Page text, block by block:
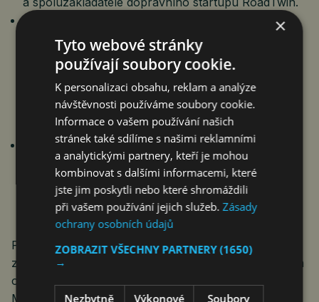
Ing. Radek Kuttelwascher (ARCDATA PRAHA)
ukáže, jak platforma ArcGIS rychle integruje
nástroje umělé inteligence – od GeoAI nástrojů pro
automatickou analýzu obrazu a časových řad až
po AI asistenty a agentickou AI, která dokáže řídit
mapové aplikace nebo automatizovat složitý
workflow.
Ing. Jan Voráček (Unicorn Systems HSI)na
příkladu aplikace ProGEO, navržené přímo pro
potřeby geodetů přiblíží, jak vznikají z terénních
měření kvalitní datové sady pro import do velkých
GIS systémů.
Po přednáškách jednotlivých řečníků budou mít
zájemci možnost zapojit se do diskuse prostřednictvím
online fóra. Moderátoři konference budou Mária
Minichova a Václav Caisl. Hlavními partnery
×
Tyto webové stránky
používají soubory cookie.
K personalizaci obsahu, reklam a analýze
návštěvnosti používáme soubory cookie.
Informace o vašem používání našich
stránek také sdílíme s našimi reklamními
a analytickými partnery, kteří je mohou
kombinovat s dalšími informacemi, které
jste jim poskytli nebo které shromáždili
při vašem používání jejich služeb.Zásady
ochrany osobních údajů
ZOBRAZIT VŠECHNY PARTNERY(1650)
→
Nezbytně
Výkonové
Soubory